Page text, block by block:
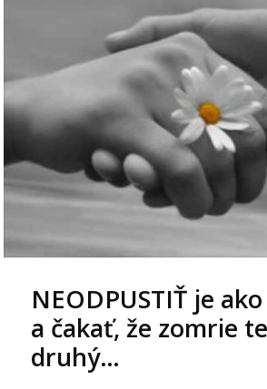
NEODPUSTIŤ je
a čakať, že zomrie
druhý…